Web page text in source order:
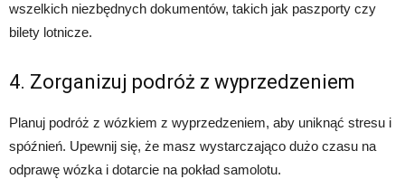
wszelkich niezbędnych dokumentów, takich jak paszporty czy
bilety lotnicze.
4. Zorganizuj podróż z wyprzedzeniem
Planuj podróż z wózkiem z wyprzedzeniem, aby uniknąć stresu i
spóźnień. Upewnij się, że masz wystarczająco dużo czasu na
odprawę wózka i dotarcie na pokład samolotu.